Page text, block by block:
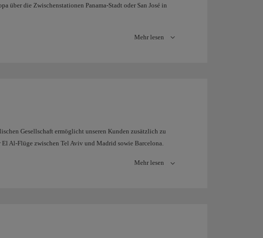
über die Zwischenstationen Panama-Stadt oder San José in
Mehr lesen
Gesellschaft ermöglicht unseren Kunden zusätzlich zu
Al-Flüge zwischen Tel Aviv und Madrid sowie Barcelona.
nicht nur für unsere Kunden, die Spanien und Israel verbinden
Mehr lesen